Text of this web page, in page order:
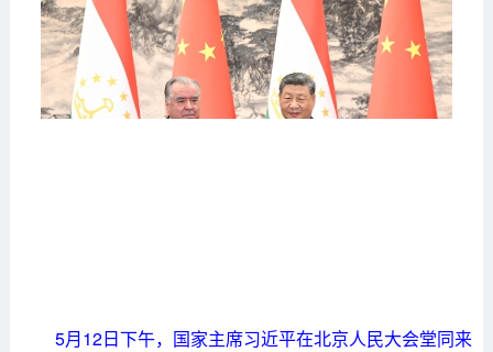
5月12日下午，国家主席习近平在北京人民大会堂同来